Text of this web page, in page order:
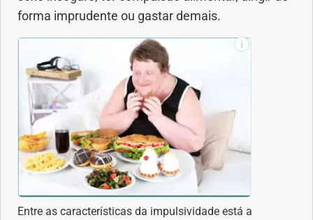
forma imprudente ou gastar demais.
Entre as características da impulsividade está a